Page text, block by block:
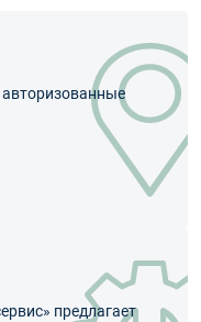
предлагает